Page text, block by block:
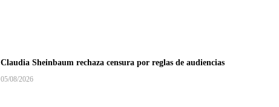
Claudia Sheinbaum rechaza censura por reglas de audiencias
05/08/2026